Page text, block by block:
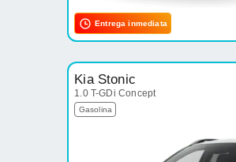
Entrega inmediata
Kia Stonic
1.0 T-GDi Concept
Gasolina